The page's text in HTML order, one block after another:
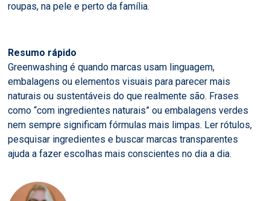
roupas, na pele e perto da família.
Resumo rápido
Greenwashing é quando marcas usam linguagem,
embalagens ou elementos visuais para parecer mais
naturais ou sustentáveis do que realmente são. Frases
como “com ingredientes naturais” ou embalagens verdes
nem sempre significam fórmulas mais limpas. Ler rótulos,
pesquisar ingredientes e buscar marcas transparentes
ajuda a fazer escolhas mais conscientes no dia a dia.